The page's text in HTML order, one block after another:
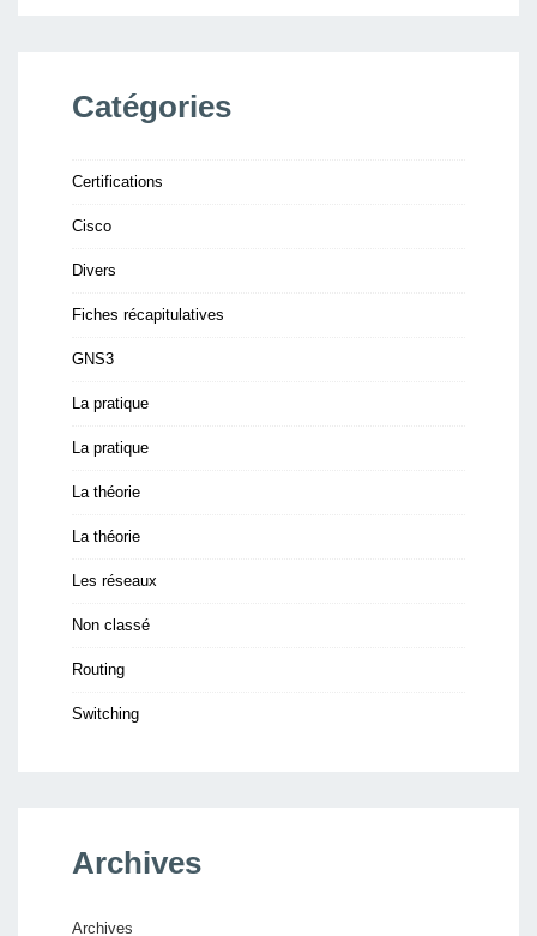
Catégories
Certifications
Cisco
Divers
Fiches récapitulatives
GNS3
La pratique
La pratique
La théorie
La théorie
Les réseaux
Non classé
Routing
Switching
Archives
Archives